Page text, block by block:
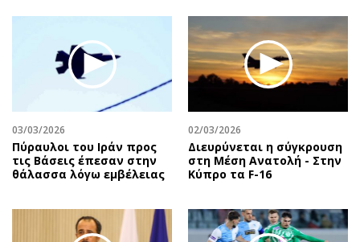
Οικονομία
Real Estate
Αγορές
Money Review
AstroBank Properties
Ενέργεια
Αφιερώματα
Πολιτική
Οικονομία
Αναδρομές
Πρόσωπα
Περιβάλλον
Γυναίκα
Showbiz
03/03/2026
Πύραυλοι του Ιράν προς
τις Βάσεις έπεσαν στην
θάλασσα λόγω εμβέλειας
02/03/2026
Διευρύνεται η σύγκρουση
στη Μέση Ανατολή - Στην
Κύπρο τα F-16